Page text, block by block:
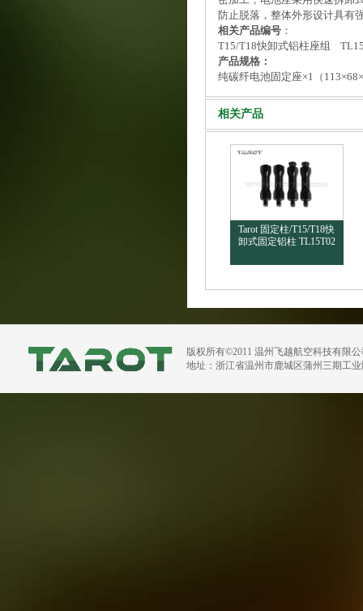
防止脱落，整体外形设计具有
相关产品编号 ：
T15/T18快卸式铝柱座组
产品规格：
纯碳纤电池固定座×1（
相关产品
Tarot 固定柱/T15/T18快
卸式固定铝柱 TL15T02
版权所有©2011 温州飞越航空科技有限
地址：浙江省温州市鹿城区蒲州三期工业